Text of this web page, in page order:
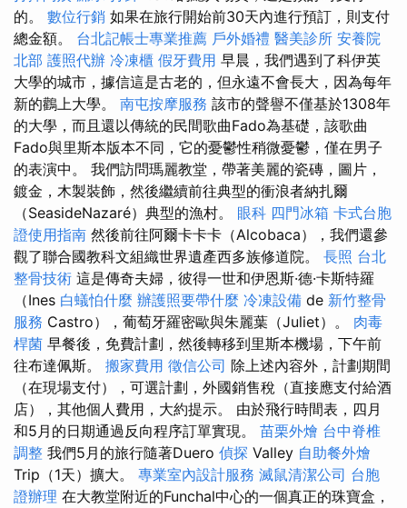
的。 數位行銷 如果在旅行開始前30天內進行預訂，則支付
總金額。 台北記帳士專業推薦 戶外婚禮 醫美診所 安養院
北部 護照代辦 冷凍櫃 假牙費用 早晨，我們遇到了科伊英
大學的城市，據信這是古老的，但永遠不會長大，因為每年
新的鸛上大學。 南屯按摩服務 該市的聲譽不僅基於1308年
的大學，而且還以傳統的民間歌曲Fado為基礎，該歌曲
Fado與里斯本版本不同，它的憂鬱性稍微憂鬱，僅在男子
的表演中。 我們訪問瑪麗教堂，帶著美麗的瓷磚，圖片，
鍍金，木製裝飾，然後繼續前往典型的衝浪者納扎爾
（SeasideNazaré）典型的漁村。 眼科 四門冰箱 卡式台胞
證使用指南 然後前往阿爾卡卡卡（Alcobaca），我們還參
觀了聯合國教科文組織世界遺產西多族修道院。 長照 台北
整骨技術 這是傳奇夫婦，彼得一世和伊恩斯·德·卡斯特羅
（Ines 白蟻怕什麼 辦護照要帶什麼 冷凍設備 de 新竹整骨
服務 Castro），葡萄牙羅密歐與朱麗葉（Juliet）。 肉毒
桿菌 早餐後，免費計劃，然後轉移到里斯本機場，下午前
往布達佩斯。 搬家費用 徵信公司 除上述內容外，計劃期間
（在現場支付），可選計劃，外國銷售稅（直接應支付給酒
店），其他個人費用，大約提示。 由於飛行時間表，四月
和5月的日期通過反向程序訂單實現。 苗栗外燴 台中脊椎
調整 我們5月的旅行隨著Duero 偵探 Valley 自助餐外燴
Trip（1天）擴大。 專業室內設計服務 滅鼠清潔公司 台胞
證辦理 在大教堂附近的Funchal中心的一個真正的珠寶盒，